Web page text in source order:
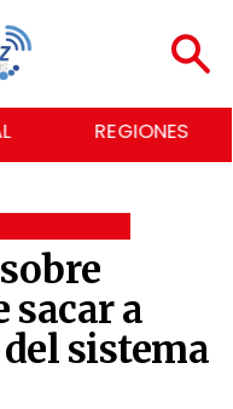
ECONOMÍA
sacar a
sistema